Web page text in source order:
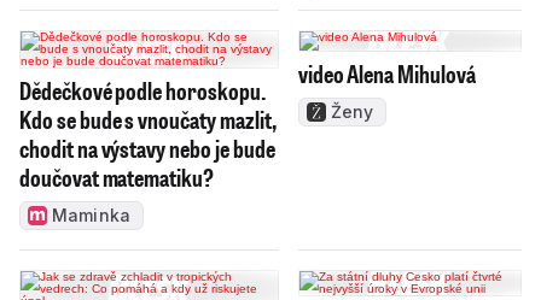
Dědečkové podle horoskopu.
Kdo se bude s vnoučaty mazlit,
chodit na výstavy nebo je bude
doučovat matematiku?
Maminka
video Alena Mihulová
Ženy